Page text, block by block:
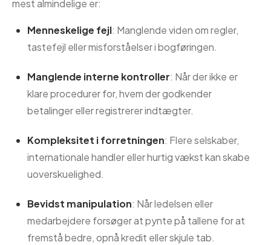
mest almindelige er:
Menneskelige fejl: Manglende viden om regler,
tastefejl eller misforståelser i bogføringen.
Manglende interne kontroller: Når der ikke er
klare procedurer for, hvem der godkender
betalinger eller registrerer indtægter.
Kompleksitet i forretningen: Flere selskaber,
internationale handler eller hurtig vækst kan skabe
uoverskuelighed.
Bevidst manipulation: Når ledelsen eller
medarbejdere forsøger at pynte på tallene for at
fremstå bedre, opnå kredit eller skjule tab.